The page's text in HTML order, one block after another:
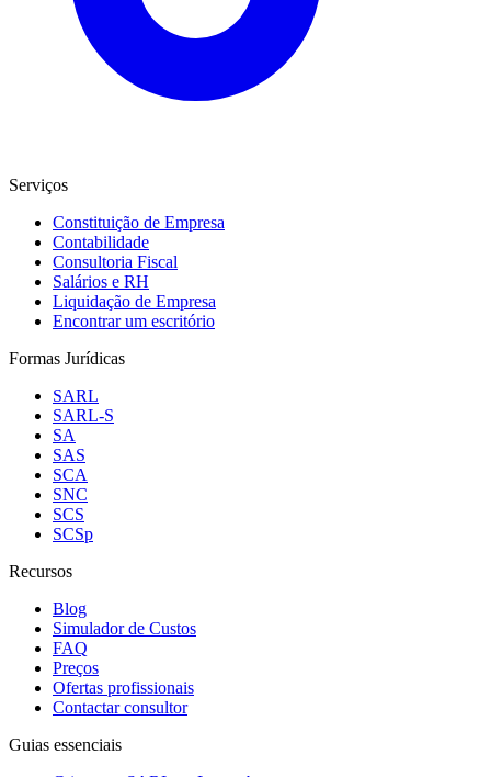
Serviços
Constituição de Empresa
Contabilidade
Consultoria Fiscal
Salários e RH
Liquidação de Empresa
Encontrar um escritório
Formas Jurídicas
SARL
SARL-S
SA
SAS
SCA
SNC
SCS
SCSp
Recursos
Blog
Simulador de Custos
FAQ
Preços
Ofertas profissionais
Contactar consultor
Guias essenciais